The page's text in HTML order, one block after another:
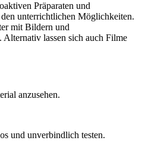
Präparaten und
unterrichtlichen Möglichkeiten.
mit Bildern und
Alternativ lassen sich auch Filme
anzusehen.
und unverbindlich testen.